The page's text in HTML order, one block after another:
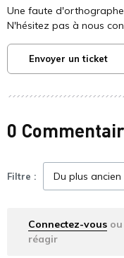
Une faute
N'hésitez pas à nous
Envoyer un ticket
0
Filtre :
Connectez-vous ou
réagir